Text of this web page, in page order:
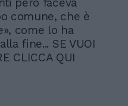
comune, che è
come lo ha
fine... SE VUOI
CLICCA QUI